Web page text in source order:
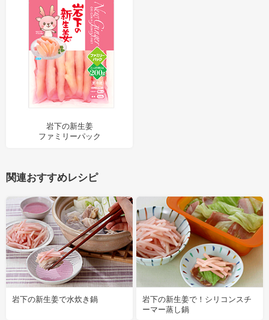
岩下の新生姜
ファミリーパック
関連おすすめレシピ
岩下の新生姜で水炊き鍋
岩下の新生姜で！シリコンスチ
ーマー蒸し鍋